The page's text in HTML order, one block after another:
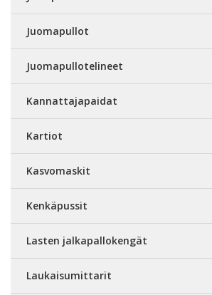
Juomapullot
Juomapullotelineet
Kannattajapaidat
Kartiot
Kasvomaskit
Kenkäpussit
Lasten jalkapallokengät
Laukaisumittarit